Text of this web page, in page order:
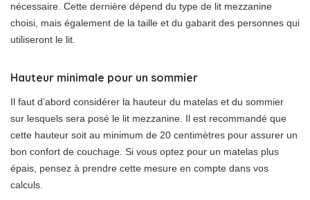
nécessaire. Cette dernière dépend du type de lit mezzanine
choisi, mais également de la taille et du gabarit des personnes qui
utiliseront le lit.
Hauteur minimale pour un sommier
Il faut d’abord considérer la hauteur du matelas et du sommier
sur lesquels sera posé le lit mezzanine. Il est recommandé que
cette hauteur soit au minimum de 20 centimètres pour assurer un
bon confort de couchage. Si vous optez pour un matelas plus
épais, pensez à prendre cette mesure en compte dans vos
calculs.